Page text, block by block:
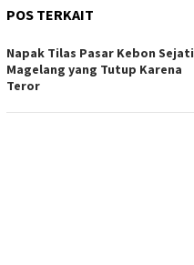
POS TERKAIT
Napak Tilas Pasar Kebon Sejati
Magelang yang Tutup Karena
Teror